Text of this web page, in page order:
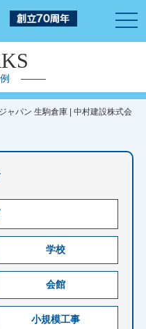
ャパン 生駒倉庫 | 中村建設株式会
学校
会館
小規模工事